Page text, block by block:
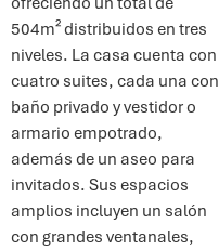
504m² distribuidos en tres
niveles. La casa cuenta con
cuatro suites, cada una con
baño privado y vestidor o
armario empotrado,
además de un aseo para
invitados. Sus espacios
amplios incluyen un salón
con grandes ventanales,